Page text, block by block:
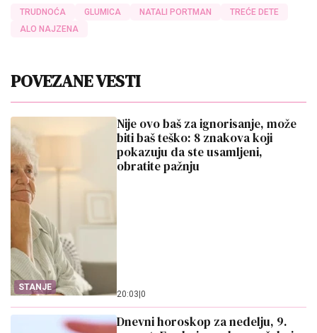
TRUDNOĆA GLUMICA NATALI PORTMAN
TREĆE DETE
ALO NAJZENA
POVEZANE VESTI
STANJE
Nije ovo baš za ignorisanje, može
biti baš teško: 8 znakova koji
pokazuju da ste usamljeni,
obratite pažnju
20:03 0
Dnevni horoskop za nedelju, 9.